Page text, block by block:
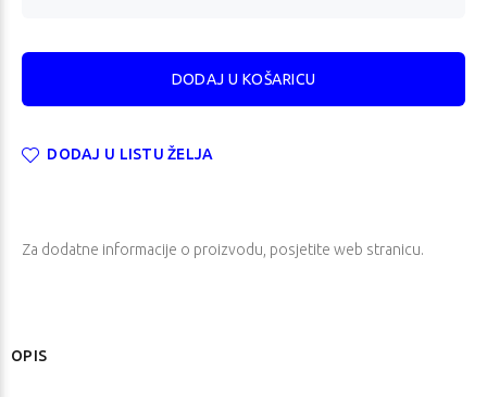
DODAJ U LISTU ŽELJA
Za dodatne informacije o proizvodu, posjetite web stranicu.
OPIS